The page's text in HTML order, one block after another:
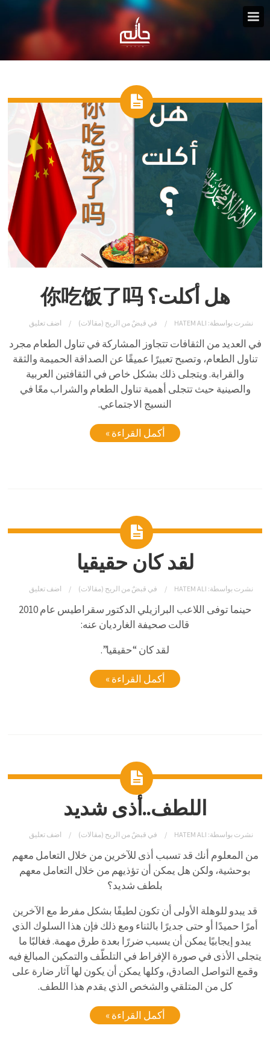
هل أكلت؟ 你吃饭了吗
نشرت بواسطة: HATEM ALI في قبضٌ من الريح (مقالات) اضف تعليق
في العديد من الثقافات تتجاوز المشاركة في تناول الطعام مجرد
تناول الطعام، وتصبح تعبيرًا عميقًا عن الصداقة الحميمة والثقة
والقرابة. ويتجلى ذلك بشكل خاص في الثقافتين العربية
والصينية حيث تتجلى أهمية تناول الطعام والشراب معًا في
النسيج الاجتماعي.
أكمل القراءة »
لقد كان حقيقيا
نشرت بواسطة: HATEM ALI في قبضٌ من الريح (مقالات) اضف تعليق
حينما توفى اللاعب البرازيلي الدكتور سقراطيس عام 2010
قالت صحيفة الغارديان عنه:
لقد كان “حقيقيا”.
أكمل القراءة »
اللطف..أذى شديد
نشرت بواسطة: HATEM ALI في قبضٌ من الريح (مقالات) اضف تعليق
من المعلوم أنك قد تسبب أذى للآخرين من خلال التعامل معهم
بوحشية، ولكن هل يمكن أن تؤذيهم من خلال التعامل معهم
بلطف شديد؟
قد يبدو للوهلة الأولى أن تكون لطيفًا بشكل مفرط مع الآخرين
أمرًا حميدًا أو حتى جديرًا بالثناء ومع ذلك فإن هذا السلوك الذي
يبدو إيجابيًا يمكن أن يسبب ضررًا بعدة طرق مهمة. فغالبًا ما
يتجلى الأذى في صورة الإفراط في التلطّف والتمكين المبالغ فيه
وقمع التواصل الصادق، وكلها يمكن أن يكون لها آثار ضارة على
كل من المتلقي والشخص الذي يقدم هذا اللطف.
أكمل القراءة »